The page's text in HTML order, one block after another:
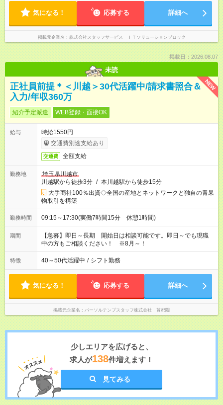
気になる！ 応募する 詳細へ
掲載元企業名 株式会社スタッフサービス ＩＴソリューションブロック
掲載日：2026.08.07
未読
NEW
正社員前提＊＜川越＞30代活躍中/請求書照合＆
入力/年収360万
紹介予定派遣 WEB登録・面接OK
給与
時給1550円
交通費別途支給あり
交通費 全額支給
勤務地
埼玉県川越市
川越駅から徒歩3分 / 本川越駅から徒歩15分
大手商社100％出資◇全国の産地とネットワークと独自の青果
物取引を構築
勤務時間 09:15～17:30(実働7時間15分 休憩1時間)
期間
【急募】即日～長期 開始日は相談可能です。即日～でも現職
中の方もご相談ください！ ※8月～！
特徴 40～50代活躍中 / シフト勤務
気になる！ 応募する 詳細へ
掲載元企業名 パーソルテンプスタッフ株式会社 首都圏
少しエリアを広げると、
求人が138件増えます！
見てみる